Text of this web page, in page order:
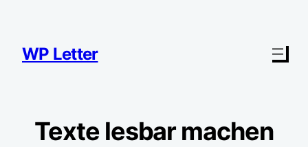
springen
WP Letter
Texte lesbar machen